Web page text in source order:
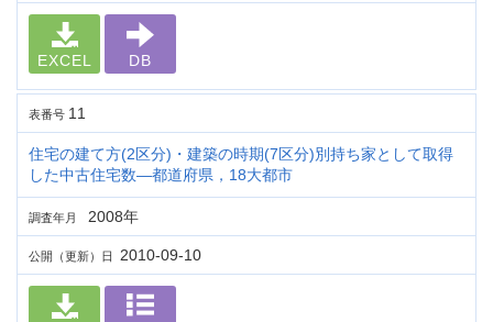
EXCEL DB
表番号 11
住宅の建て方(2区分)・建築の時期(7区分)別持ち家として取得
した中古住宅数―都道府県，18大都市
調査年月 2008年
公開（更新）日 2010-09-10